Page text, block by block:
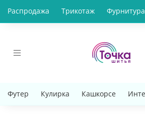
Распродажа Трикотаж
Футер Кулирка Кашкорсе